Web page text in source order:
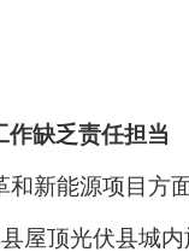
缺乏责任担当
新能源项目方
屋顶光伏县城